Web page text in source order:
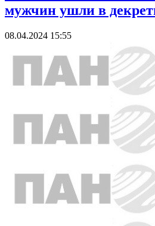
мужчин ушли в
08.04.2024 15:55